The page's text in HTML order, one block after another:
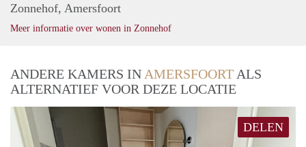
Zonnehof, Amersfoort
Meer informatie over wonen in Zonnehof
ANDERE KAMERS IN AMERSFOORT ALS
ALTERNATIEF VOOR DEZE LOCATIE
DELEN